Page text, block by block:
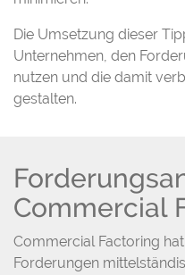
Die Umsetzung dieser
Unternehmen, den
nutzen und die damit
gestalten.
Commercial
Commercial Factoring
Forderungen